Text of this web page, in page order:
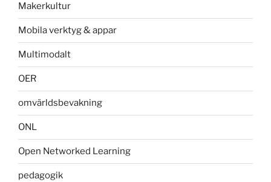
Makerkultur
Mobila verktyg & appar
Multimodalt
OER
omvärldsbevakning
ONL
Open Networked Learning
pedagogik